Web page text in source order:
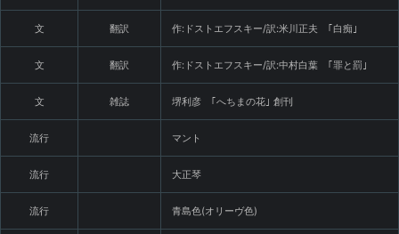
文 翻訳 作:ドストエフスキー/訳:米川正夫 ｢白痴｣
文 翻訳 作:ドストエフスキー/訳:中村白葉 ｢罪と罰｣
文 雑誌 堺利彦 ｢へちまの花｣ 創刊
流行 マント
流行 大正琴
流行 青島色(オリーヴ色)